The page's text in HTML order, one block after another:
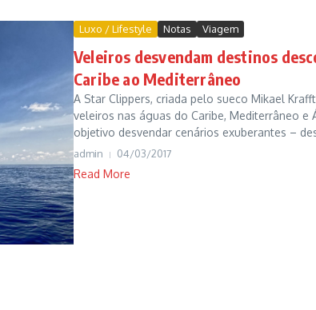
Luxo / Lifestyle Notas Viagem
Veleiros desvendam destinos
Caribe ao Mediterrâneo
A Star Clippers, criada pelo sueco Mikael
veleiros nas águas do Caribe, Mediterrâneo e
objetivo desvendar cenários exuberantes –
admin 04/03/2017
Read More